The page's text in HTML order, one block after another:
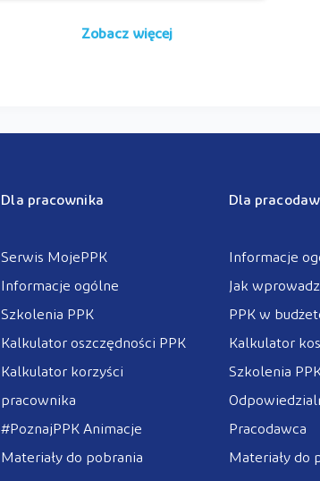
Zobacz więcej
Dla pracownika
Serwis MojePPK
Informacje ogólne
Szkolenia PPK
Kalkulator oszczędności PPK
Kalkulator korzyści
pracownika
#PoznajPPK Animacje
Materiały do pobrania
Dla
Informacje
Jak
PPK w
Kalkulator
Szkolenia
Pracodawca
Materiały do